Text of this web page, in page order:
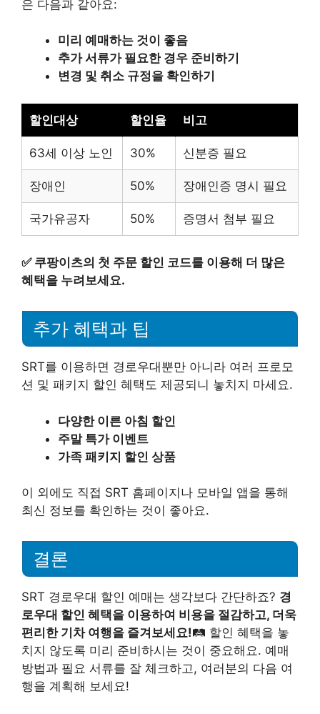
은 다음과 같아요:
미리 예매하는 것이 좋음
추가 서류가 필요한 경우 준비하기
변경 및 취소 규정을 확인하기
할인대상 할인율 비고
63세 이상 노인 30% 신분증 필요
장애인 50% 장애인증 명시 필요
국가유공자 50% 증명서 첨부 필요
✅ 쿠팡이츠의 첫 주문 할인 코드를 이용해 더 많은
혜택을 누려보세요.
추가 혜택과 팁
SRT를 이용하면 경로우대뿐만 아니라 여러 프로모
션 및 패키지 할인 혜택도 제공되니 놓치지 마세요.
다양한 이른 아침 할인
주말 특가 이벤트
가족 패키지 할인 상품
이 외에도 직접 SRT 홈페이지나 모바일 앱을 통해
최신 정보를 확인하는 것이 좋아요.
결론
SRT 경로우대 할인 예매는 생각보다 간단하죠? 경
로우대 할인 혜택을 이용하여 비용을 절감하고, 더욱
편리한 기차 여행을 즐겨보세요!🛤️ 할인 혜택을 놓
치지 않도록 미리 준비하시는 것이 중요해요. 예매
방법과 필요 서류를 잘 체크하고, 여러분의 다음 여
행을 계획해 보세요!